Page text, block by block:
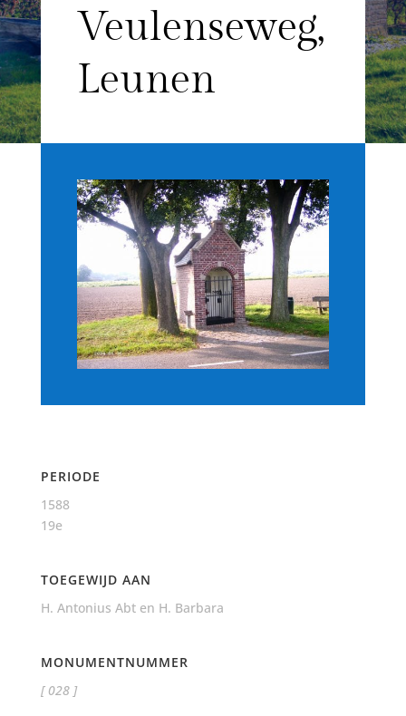
Veulenseweg,
Leunen
PERIODE
1588
19e
TOEGEWIJD AAN
H. Antonius Abt en H. Barbara
MONUMENTNUMMER
[ 028 ]